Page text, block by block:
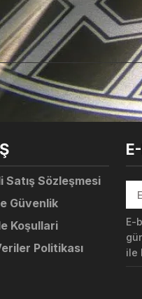
iletebilirsiniz.
Satış Sözleşmesi
Güvenlik
Koşullari
Politikası
E-
ile